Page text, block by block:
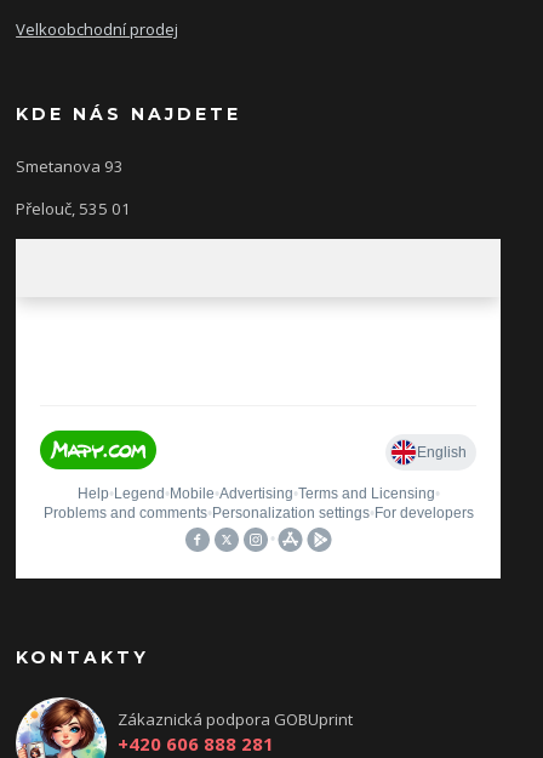
Velkoobchodní prodej
KDE NÁS NAJDETE
Smetanova 93
Přelouč, 535 01
KONTAKTY
Zákaznická podpora GOBUprint
+420 606 888 281